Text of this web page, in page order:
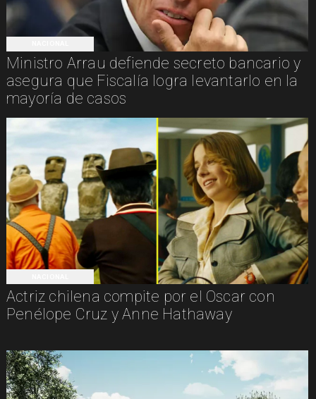
Ministro Arrau defiende secreto bancario y
asegura que Fiscalía logra levantarlo en la
mayoría de casos
Actriz chilena compite por el Oscar con
Penélope Cruz y Anne Hathaway